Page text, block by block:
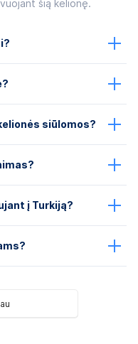
šią kelionę.
siūlomos?
į Turkiją?